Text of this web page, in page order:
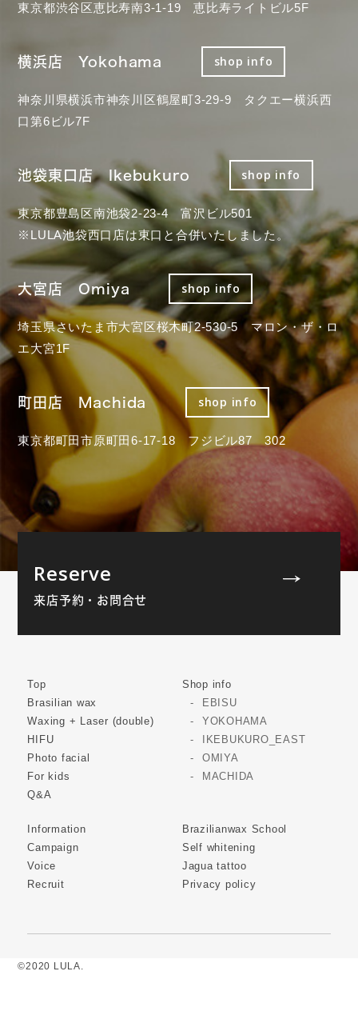
東京都渋谷区恵比寿南3-1-19 恵比寿ライトビル5F
横浜店 Yokohama shop info
神奈川県横浜市神奈川区鶴屋町3-29-9 タクエー横浜西
口第6ビル7F
池袋東口店 Ikebukuro shop info
東京都豊島区南池袋2-23-4 富沢ビル501
※LULA池袋西口店は東口と合併いたしました。
大宮店 Omiya shop info
埼玉県さいたま市大宮区桜木町2-530-5 マロン・ザ・ロ
エ大宮1F
町田店 Machida shop info
東京都町田市原町田6-17-18 フジビル87 302
Reserve
来店予約・お問合せ
Top
Brasilian wax
Waxing + Laser (double)
HIFU
Photo facial
For kids
Q&A
Shop info
EBISU
YOKOHAMA
IKEBUKURO_EAST
OMIYA
MACHIDA
Information
Campaign
Voice
Recruit
Brazilianwax School
Self whitening
Jagua tattoo
Privacy policy
©2020 LULA.